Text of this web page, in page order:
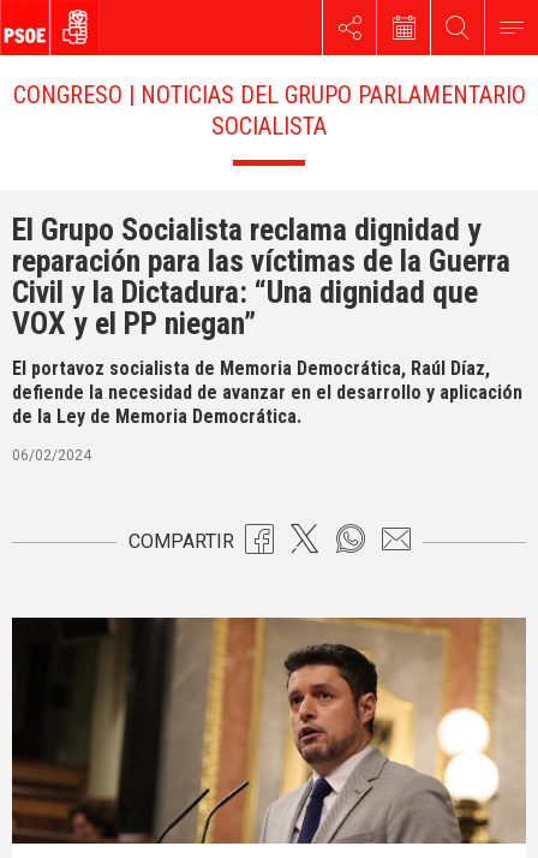
CONGRESO | NOTICIAS DEL GRUPO PARLAMENTARIO
SOCIALISTA
El Grupo Socialista reclama dignidad y
reparación para las víctimas de la Guerra
Civil y la Dictadura: “Una dignidad que
VOX y el PP niegan”
El portavoz socialista de Memoria Democrática, Raúl Díaz,
defiende la necesidad de avanzar en el desarrollo y aplicación
de la Ley de Memoria Democrática.
06/02/2024
COMPARTIR